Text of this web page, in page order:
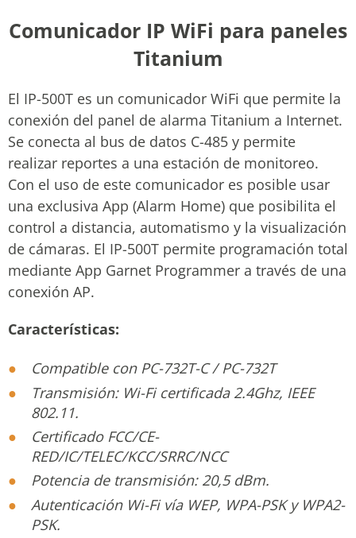
Comunicador IP WiFi para paneles
Titanium
El IP-500T es un comunicador WiFi que permite la
conexión del panel de alarma Titanium a Internet.
Se conecta al bus de datos C-485 y permite
realizar reportes a una estación de monitoreo.
Con el uso de este comunicador es posible usar
una exclusiva App (Alarm Home) que posibilita el
control a distancia, automatismo y la visualización
de cámaras. El IP-500T permite programación total
mediante App Garnet Programmer a través de una
conexión AP.
Características:
Compatible con PC-732T-C / PC-732T
Transmisión: Wi-Fi certificada 2.4Ghz, IEEE
802.11.
Certificado FCC/CE-
RED/IC/TELEC/KCC/SRRC/NCC
Potencia de transmisión: 20,5 dBm.
Autenticación Wi-Fi vía WEP, WPA-PSK y WPA2-
PSK.